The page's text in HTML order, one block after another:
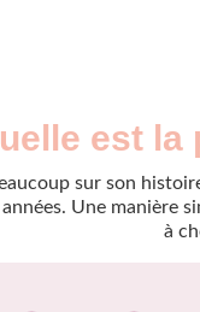
est la
sur son
Une manière
à